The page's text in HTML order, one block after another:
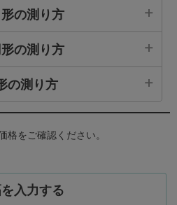
の測り方
ヨコを測ってください。
の測り方
さい。
の測り方
をご確認ください。
入力する